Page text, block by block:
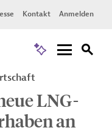
Kontakt Anmelden
LNG-
an